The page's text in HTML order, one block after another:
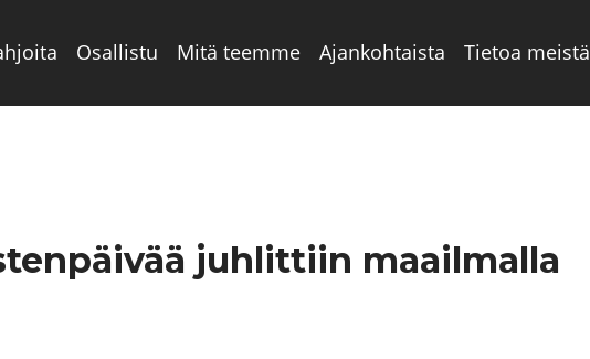
Osallistu Mitä teemme Ajankohtaista Tietoa meistä
juhlittiin maailmalla